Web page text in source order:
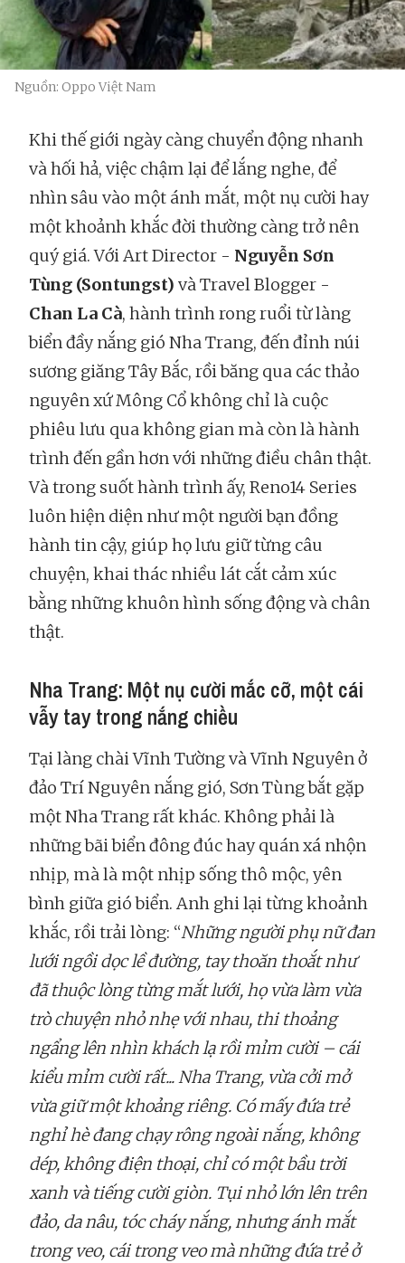
Nguồn: Oppo Việt Nam
Khi thế giới ngày càng chuyển động nhanh
và hối hả, việc chậm lại để lắng nghe, để
nhìn sâu vào một ánh mắt, một nụ cười hay
một khoảnh khắc đời thường càng trở nên
quý giá. Với Art Director - Nguyễn Sơn
Tùng (Sontungst) và Travel Blogger -
Chan La Cà, hành trình rong ruổi từ làng
biển đầy nắng gió Nha Trang, đến đỉnh núi
sương giăng Tây Bắc, rồi băng qua các thảo
nguyên xứ Mông Cổ không chỉ là cuộc
phiêu lưu qua không gian mà còn là hành
trình đến gần hơn với những điều chân thật.
Và trong suốt hành trình ấy, Reno14 Series
luôn hiện diện như một người bạn đồng
hành tin cậy, giúp họ lưu giữ từng câu
chuyện, khai thác nhiều lát cắt cảm xúc
bằng những khuôn hình sống động và chân
thật.
Nha Trang: Một nụ cười mắc cỡ, một cái
vẫy tay trong nắng chiều
Tại làng chài Vĩnh Tường và Vĩnh Nguyên ở
đảo Trí Nguyên nắng gió, Sơn Tùng bắt gặp
một Nha Trang rất khác. Không phải là
những bãi biển đông đúc hay quán xá nhộn
nhịp, mà là một nhịp sống thô mộc, yên
bình giữa gió biển. Anh ghi lại từng khoảnh
khắc, rồi trải lòng: “Những người phụ nữ đan
lưới ngồi dọc lề đường, tay thoăn thoắt như
đã thuộc lòng từng mắt lưới, họ vừa làm vừa
trò chuyện nhỏ nhẹ với nhau, thi thoảng
ngẩng lên nhìn khách lạ rồi mỉm cười – cái
kiểu mỉm cười rất... Nha Trang, vừa cởi mở
vừa giữ một khoảng riêng. Có mấy đứa trẻ
nghỉ hè đang chạy rông ngoài nắng, không
dép, không điện thoại, chỉ có một bầu trời
xanh và tiếng cười giòn. Tụi nhỏ lớn lên trên
đảo, da nâu, tóc cháy nắng, nhưng ánh mắt
trong veo, cái trong veo mà những đứa trẻ ở